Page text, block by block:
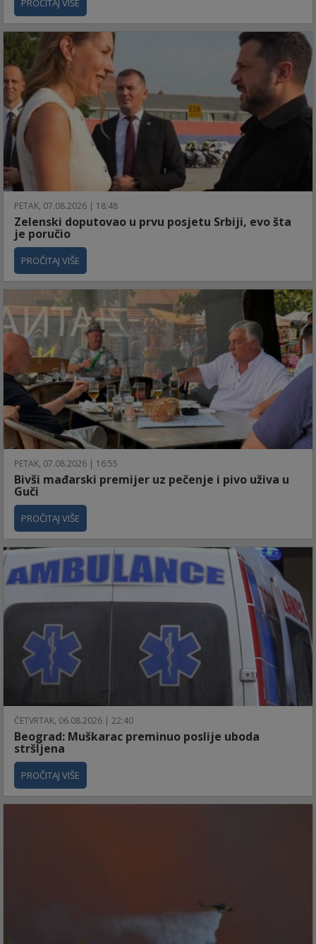
PROČITAJ VIŠE
PETAK, 07.08.2026 | 18:48
Zelenski doputovao u prvu posjetu Srbiji, evo šta
je poručio
PROČITAJ VIŠE
PETAK, 07.08.2026 | 16:55
Bivši mađarski premijer uz pečenje i pivo uživa u
Guči
PROČITAJ VIŠE
ČETVRTAK, 06.08.2026 | 22:40
Beograd: Muškarac preminuo poslije uboda
stršljena
PROČITAJ VIŠE